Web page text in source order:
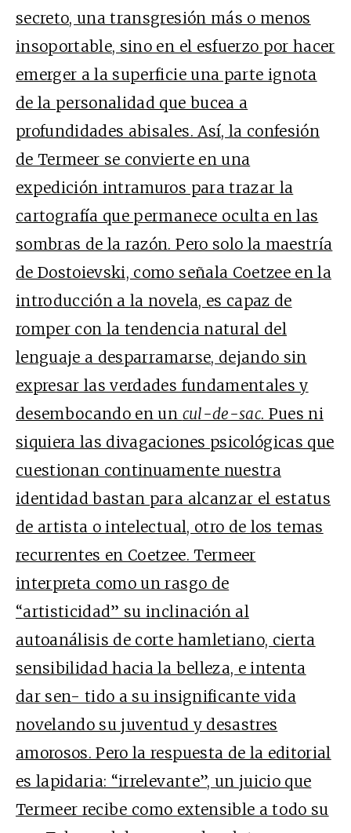
secreto, una transgresión más o menos
insoportable, sino en el esfuerzo por hacer
emerger a la superficie una parte ignota
de la personalidad que bucea a
profundidades abisales. Así, la confesión
de Termeer se convierte en una
expedición intramuros para trazar la
cartografía que permanece oculta en las
sombras de la razón. Pero solo la maestría
de Dostoievski, como señala Coetzee en la
introducción a la novela, es capaz de
romper con la tendencia natural del
lenguaje a desparramarse, dejando sin
expresar las verdades fundamentales y
desembocando en un cul-de-sac. Pues ni
siquiera las divagaciones psicológicas que
cuestionan continuamente nuestra
identidad bastan para alcanzar el estatus
de artista o intelectual, otro de los temas
recurrentes en Coetzee. Termeer
interpreta como un rasgo de
“artisticidad” su inclinación al
autoanálisis de corte hamletiano, cierta
sensibilidad hacia la belleza, e intenta
dar sen- tido a su insignificante vida
novelando su juventud y desastres
amorosos. Pero la respuesta de la editorial
es lapidaria: “irrelevante”, un juicio que
Termeer recibe como extensible a todo su